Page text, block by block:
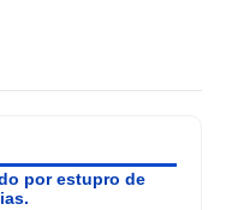
por estupro de